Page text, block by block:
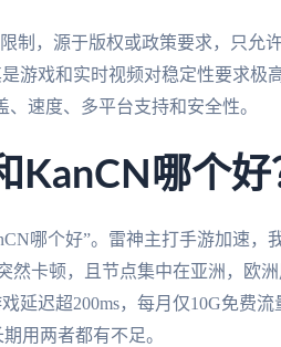
制，源于版权或政策要求，只允
游戏和实时视频对稳定性要求极
速度、多平台支持和安全性。
KanCN哪个
哪个好”。雷神主打手游加速，
然卡顿，且节点集中在亚洲，欧
延迟超200ms，每月仅10G免费
用两者都有不足。